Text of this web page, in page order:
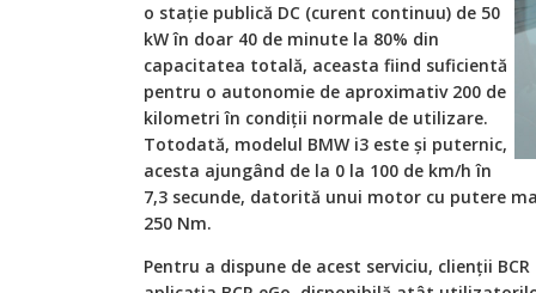
o stație publică DC (curent continuu) de 50
kW în doar 40 de minute la 80% din
capacitatea totală, aceasta fiind suficientă
pentru o autonomie de aproximativ 200 de
kilometri în condiții normale de utilizare.
Totodată, modelul BMW i3 este și puternic,
acesta ajungând de la 0 la 100 de km/h în
7,3 secunde, datorită unui motor cu putere
250 Nm.
Pentru a dispune de acest serviciu, clienții